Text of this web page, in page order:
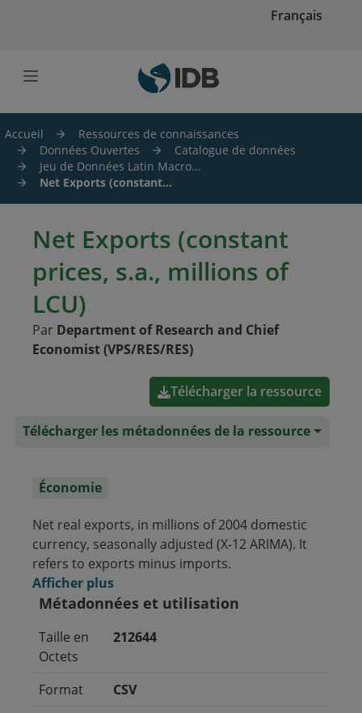
Français
Accueil
Ressources de connaissances
Données Ouvertes
Catalogue de données
Jeu de Données Latin Macro...
Net Exports (constant...
Net Exports (constant
prices, s.a., millions of
LCU)
Par Department of Research and Chief
Economist (VPS/RES/RES)
Télécharger la ressource
Télécharger les métadonnées de la ressource
Économie
Net real exports, in millions of 2004 domestic
currency, seasonally adjusted (X-12 ARIMA). It
refers to exports minus imports.
Afficher plus
Métadonnées et utilisation
Taille en
Octets
212644
Format
CSV